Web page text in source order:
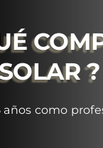
?
años como